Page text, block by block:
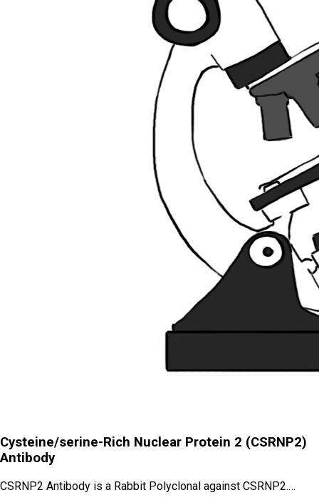
Cysteine/serine-Rich Nuclear Protein 2 (CSRNP2)
Antibody
CSRNP2 Antibody is a Rabbit Polyclonal against CSRNP2.…